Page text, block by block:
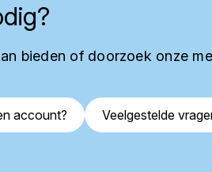
bieden of doorzoek onze
account? Veelgestelde